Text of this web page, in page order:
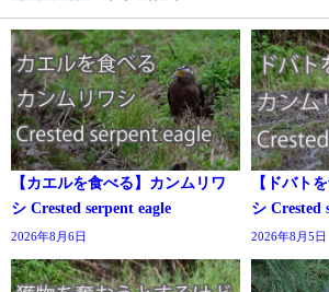
【カエルを食べる】カンムリワ
シ Crested serpent eagle
2026年8月6日
【ドバト
シ Crested
2026年8月5日